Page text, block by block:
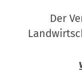
Der